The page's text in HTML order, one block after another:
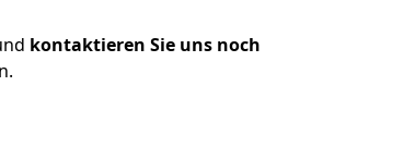
kontaktieren Sie uns noch